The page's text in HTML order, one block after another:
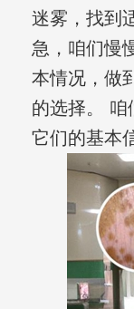
迷雾，找到
急，咱们慢
本情况，做
的选择。 咱
它们的基本